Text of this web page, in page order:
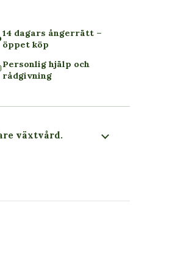
14 dagars ångerrätt –
öppet köp
Personlig hjälp och
rådgivning
växtvård.